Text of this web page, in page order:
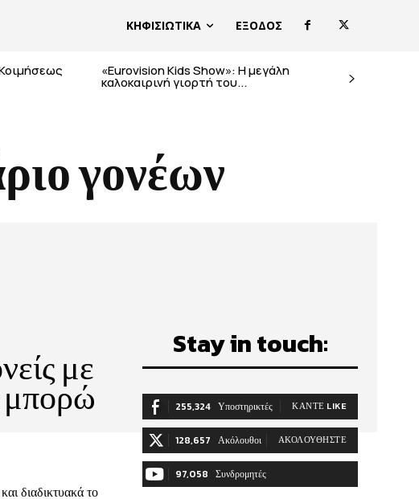
ΚΗΦΙΣΙΩΤΙΚΑ ΕΞΟΔΟΣ
«Eurovision Kids Show»: Η μεγάλη
καλοκαιρινή γιορτή του...
γονέων
με
μπορώ
διαδικτυακά το
Stay in touch:
255,324 Υποστηρικτές ΚΆΝΤΕ LIKE
128,657 Ακόλουθοι ΑΚΟΛΟΥΘΉΣΤΕ
97,058 Συνδρομητές